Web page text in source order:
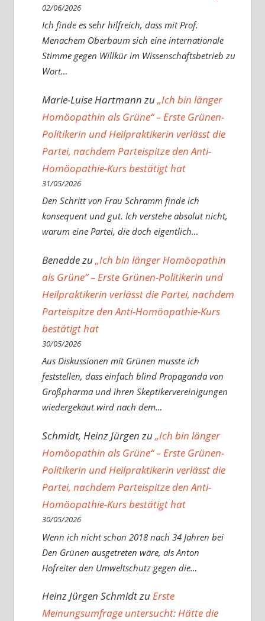
02/06/2026
Ich finde es sehr hilfreich, dass mit Prof.
Menachem Oberbaum sich eine internationale
Stimme gegen Willkür im Wissenschaftsbetrieb zu
Wort…
Marie-Luise Hartmannzu„Ich bin länger
Homöopathin als Grüne“ – Erste Grünen-
Politikerin und Heilpraktikerin verlässt die
Partei, nachdem Parteispitze den Anti-
Homöopathie-Kurs bestätigt hat
31/05/2026
Den Schritt von Frau Schramm finde ich
konsequent und gut. Ich verstehe absolut nicht,
warum eine Partei, die doch eigentlich…
Beneddezu„Ich bin länger Homöopathin
als Grüne“ – Erste Grünen-Politikerin und
Heilpraktikerin verlässt die Partei, nachdem
Parteispitze den Anti-Homöopathie-Kurs
bestätigt hat
30/05/2026
Aus Diskussionen mit Grünen musste ich
feststellen, dass einfach blind Propaganda von
Großpharma und ihren Skeptikervereinigungen
wiedergekäut wird nach dem…
Schmidt, Heinz Jürgenzu„Ich bin länger
Homöopathin als Grüne“ – Erste Grünen-
Politikerin und Heilpraktikerin verlässt die
Partei, nachdem Parteispitze den Anti-
Homöopathie-Kurs bestätigt hat
30/05/2026
Wenn ich nicht schon 2018 nach 34 Jahren bei
Den Grünen ausgetreten wäre, als Anton
Hofreiter den Umweltschutz gegen die…
Heinz Jürgen SchmidtzuErste
Meinungsumfrage untersucht: Hätte die